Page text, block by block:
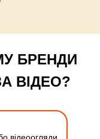
БРЕНДИ
ВІДЕО?